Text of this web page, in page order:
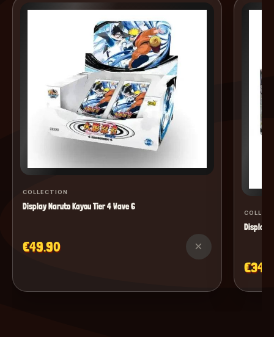
COLLECTION
Display Naruto Kayou Tier 4 Wave 6
€49.90 ×
Display